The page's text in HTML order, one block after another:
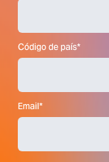
Código de país*
Email*